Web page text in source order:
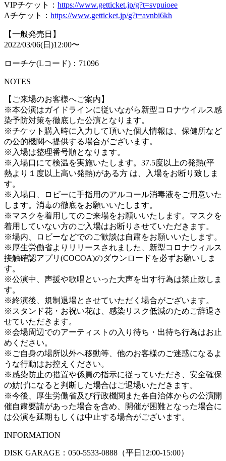
VIPチケット： https://www.getticket.jp/g?t=svpuioee
Aチケット： https://www.getticket.jp/g?t=avnbi6kh
【一般発売日】
2022/03/06(日)12:00〜
ローチケ(Lコード)：71096
NOTES
【ご来場のお客様へご案内】
※本公演はガイドラインに従いながら新型コロナウイルス感
染予防対策を徹底した公演となります。
※チケット購入時に入力して頂いた個人情報は、保健所など
の公的機関へ提供する場合がございます。
※入場は整理番号順となります。
※入場口にて検温を実施いたします。37.5度以上の発熱(平
熱より１度以上高い発熱)がある方 は、入場をお断り致しま
す。
※⼊場⼝、ロビーに⼿指⽤のアルコール消毒液をご⽤意いた
します。消毒の徹底をお願いいたします。
※マスクを着用してのご来場をお願いいたします。マスクを
着用していない方のご入場はお断りさせていただきます。
※場内、ロビーなどでのご歓談は⾃粛をお願いいたします。
※厚生労働省よりリリースされました、新型コロナウィルス
接触確認アプリ(COCOA)のダウンロードを必ずお願いしま
す。
※公演中、声援や歌唱といった大声を出す行為は禁止致しま
す。
※終演後、規制退場とさせていただく場合がございます。
※スタンド花・お祝い花は、感染リスク低減のためご辞退さ
せていただきます。
※会場周辺でのアーティストの入り待ち・出待ち行為はお止
めください。
※ご自身の場所以外へ移動等、他のお客様のご迷惑になるよ
うな行動はお控えください。
※感染防止の措置や係員の指示に従っていただき、安全確保
の妨げになると判断した場合はご退場いただきます。
※今後、厚生労働省及び行政機関また各自治体からの公演開
催自粛要請があった場合を含め、開催が困難となった場合に
は公演を延期もしくは中止する場合がございます。
INFORMATION
DISK GARAGE：050-5533-0888（平日12:00-15:00）